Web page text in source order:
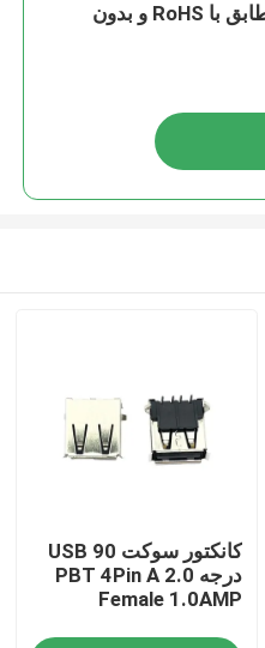
Shells مطابق با RoHS و بدون
کانکتور سوکت USB 90
درجه 2.0 PBT 4Pin A
Female 1.0AMP